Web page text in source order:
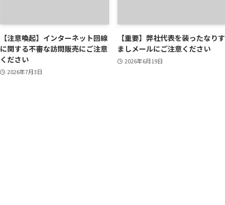
【注意喚起】インターネット回線
に関する不審な訪問販売にご注意
ください
2026年7月3日
【重要】弊社代表を装ったなりす
ましメールにご注意ください
2026年6月19日